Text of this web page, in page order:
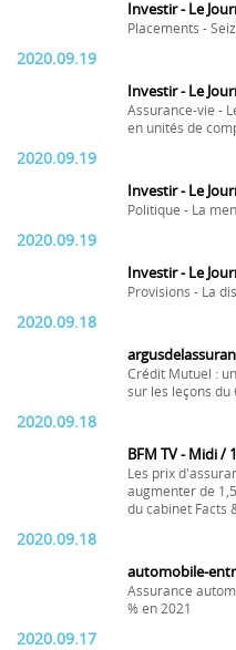
Investir - Le
Placements -
2020.09.19
Investir - Le
Assurance-vie -
en unités de
2020.09.19
Investir - Le
Politique - La
2020.09.19
Investir - Le
Provisions - La
2020.09.18
Crédit Mutuel :
sur les leçons du
2020.09.18
BFM TV - Midi /
Les prix
augmenter de
du cabinet Facts
2020.09.18
automobile-
Assurance
% en 2021
2020.09.17